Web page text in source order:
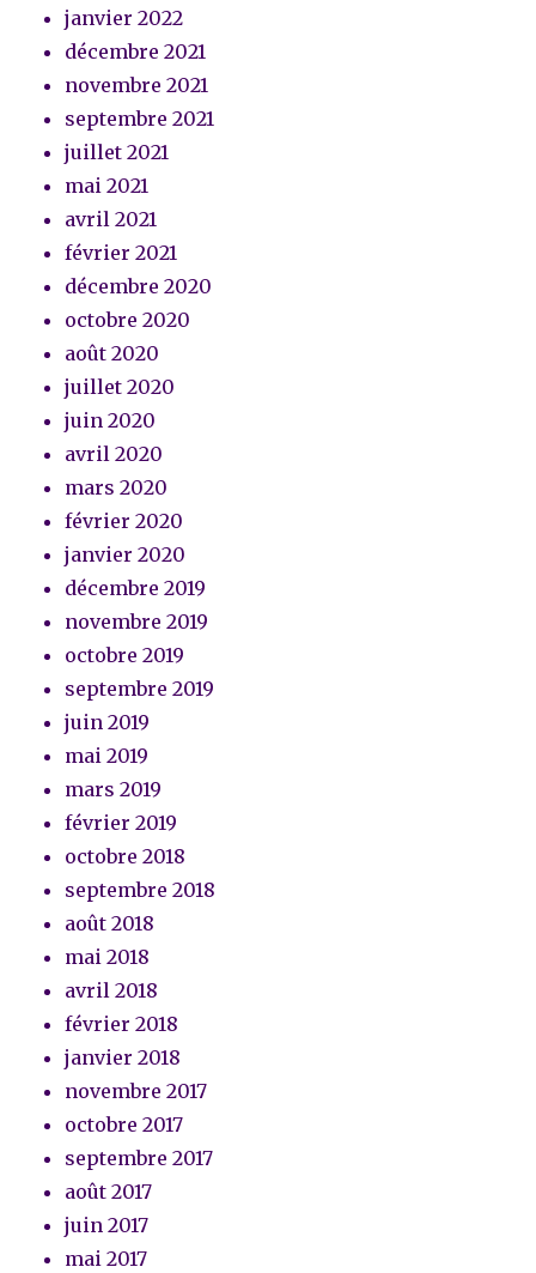
janvier 2022
décembre 2021
novembre 2021
septembre 2021
juillet 2021
mai 2021
avril 2021
février 2021
décembre 2020
octobre 2020
août 2020
juillet 2020
juin 2020
avril 2020
mars 2020
février 2020
janvier 2020
décembre 2019
novembre 2019
octobre 2019
septembre 2019
juin 2019
mai 2019
mars 2019
février 2019
octobre 2018
septembre 2018
août 2018
mai 2018
avril 2018
février 2018
janvier 2018
novembre 2017
octobre 2017
septembre 2017
août 2017
juin 2017
mai 2017